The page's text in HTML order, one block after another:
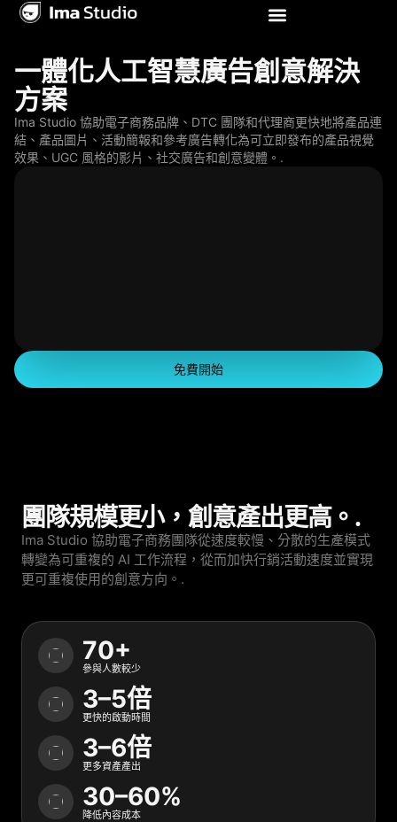
一體化人工智慧廣告創意解決
方案
Ima Studio 協助電子商務品牌、DTC 團隊和代理商更快地將產品連
結、產品圖片、活動簡報和參考廣告轉化為可立即發布的產品視覺
效果、UGC 風格的影片、社交廣告和創意變體。.
免費開始
團隊規模更小，創意產出更高。.
Ima Studio 協助電子商務團隊從速度較慢、分散的生產模式
轉變為可重複的 AI 工作流程，從而加快行銷活動速度並實現
更可重複使用的創意方向。.
70+
參與人數較少
3–5倍
更快的啟動時間
3–6倍
更多資產產出
30–60%
降低內容成本